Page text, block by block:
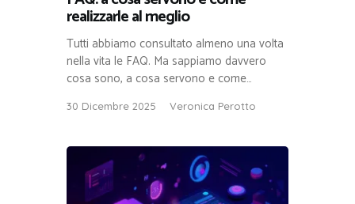
realizzarle al meglio
Tutti abbiamo consultato almeno una volta
nella vita le FAQ. Ma sappiamo davvero
cosa sono, a cosa servono e come…
30 Dicembre 2025 Veronica Perotto